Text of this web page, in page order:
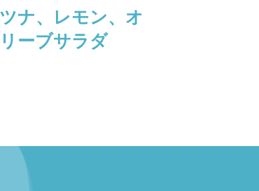
ツナ、レモン、オ
リーブサラダ